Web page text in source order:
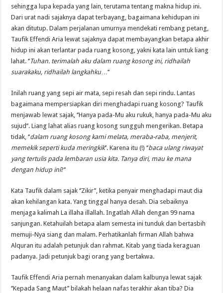
sehingga lupa kepada yang lain, terutama tentang makna hidup ini.
Dari urat nadi sajaknya dapat terbayang, bagaimana kehidupan ini
akan ditutup. Dalam perjalanan umurnya mendekati rembang petang,
Taufik Effendi Aria lewat sajaknya dapat membayangkan betapa akhir
hidup ini akan terlantar pada ruang kosong, yakni kata lain untuk liang
lahat. ‘’Tuhan. terimalah aku dalam ruang kosong ini, ridhailah
suarakaku, ridhailah langkahku…’’
Inilah ruang yang sepi air mata, sepi resah dan sepi rindu. Lantas
bagaimana mempersiapkan diri menghadapi ruang kosong? Taufik
menjawab lewat sajak, ‘’Hanya pada-Mu aku rukuk, hanya pada-Mu aku
sujud’’. Liang lahat alias ruang kosong sungguh mengerikan. Betapa
tidak, ‘’dalam ruang kosong kami melata, meraba-raba, menjerit,
memekik seperti kuda meringkik’’. Karena itu (!) ‘’baca ulang riwayat
yang tertulis pada lembaran usia kita. Tanya diri, mau ke mana
dengan hidup ini?’’
Kata Taufik dalam sajak ‘’Zikir’’, ketika penyair menghadapi maut dia
akan kehilangan kata. Yang tinggal hanya desah. Dia sebaiknya
menjaga kalimah La illaha illallah. Ingatlah Allah dengan 99 nama
sanjungan. Ketahuilah betapa alam semesta ini tunduk dan bertasbih
memuji-Nya siang dan malam. Perhatikanlah firman Allah bahwa
Alquran itu adalah petunjuk dan rahmat. Kitab yang tiada keraguan
padanya. Jadi petunjuk bagi orang yang bertakwa.
Taufik Effendi Aria pernah menanyakan dalam kalbunya lewat sajak
‘’Kepada Sang Maut’’ bilakah helaan nafas terakhir akan tiba? Dia